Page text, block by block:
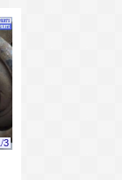
/3